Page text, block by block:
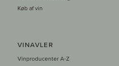
Køb af vin
VINAVLER
Vinproducenter A-Z